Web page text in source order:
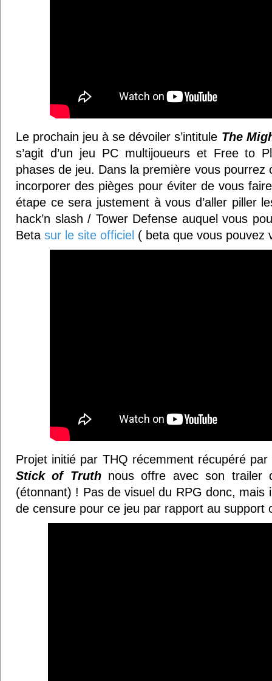
Le prochain jeu à se dévoiler s’intitule The
s’agit d’un jeu PC multijoueurs et Free to
phases de jeu. Dans la première vous pourrez
incorporer des pièges pour éviter de vous
étape ce sera justement à vous d’aller piller
hack’n slash / Tower Defense auquel vous
Beta sur le site officiel ( beta que vous pouvez
Projet initié par THQ récemment récupéré
Stick of Truthnous offre avec son trailer
(étonnant) ! Pas de visuel du RPG donc, mais
de censure pour ce jeu par rapport au support